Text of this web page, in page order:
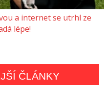
a internet se utrhl ze
lépe!
ČLÁNKY